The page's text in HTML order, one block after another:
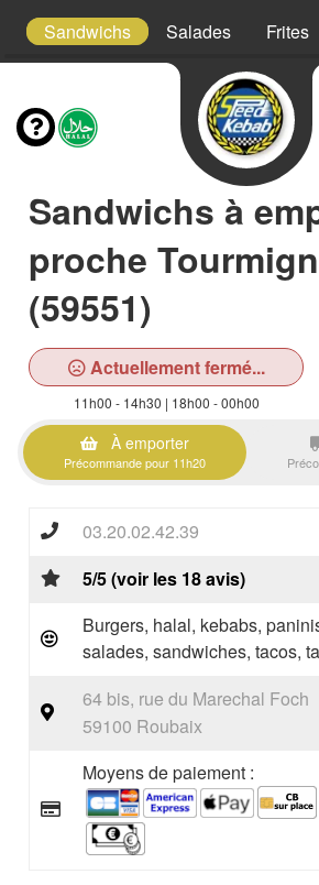
Sandwichs Salades Frites
Sandwichs à
proche
(59551)
Actuellement fermé...
11h00 - 14h30 | 18h00 - 00h00
À emporter
Précommande pour 11h20
03.20.02.42.39
5/5 (voir les 18 avis)
Burgers, halal, kebabs,
salades, sandwiches, tacos,
64 bis, rue du Marechal Foch
59100 Roubaix
Moyens de paiement :